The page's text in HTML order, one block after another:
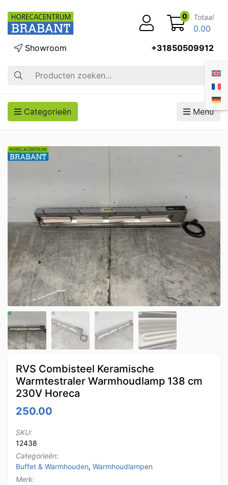
Zoek op
Showroom +31850509912
0 Totaal
0.00
Categorieën Menu
RVS Combisteel Keramische
Warmtestraler Warmhoudlamp 138 cm
230V Horeca
250.00
SKU:
12438
Categorieën:
Buffet & Warmhouden, Warmhoudlampen
Merk: